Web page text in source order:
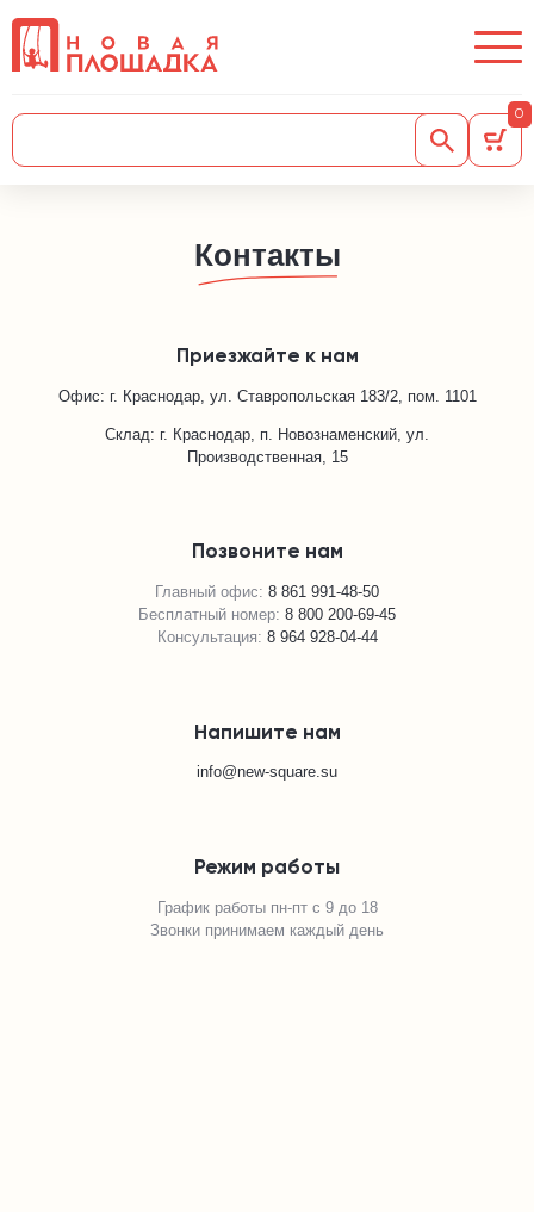
0
Контакты
Приезжайте к нам
Офис: г. Краснодар, ул. Ставропольская 183/2, пом. 1101
Склад: г. Краснодар, п. Новознаменский, ул.
Производственная, 15
Позвоните нам
Главный офис: 8 861 991-48-50
Бесплатный номер: 8 800 200-69-45
Консультация: 8 964 928-04-44
Напишите нам
info@new-square.su
Режим работы
График работы пн-пт с 9 до 18
Звонки принимаем каждый день